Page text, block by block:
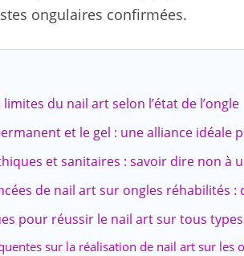
ongulaires confirmées.
du nail art selon l’état de l’ongle
et le gel : une alliance idéale
et sanitaires : savoir dire non à
de nail art sur ongles réhabilités
pour réussir le nail art sur tous types
sur la réalisation de nail art sur les